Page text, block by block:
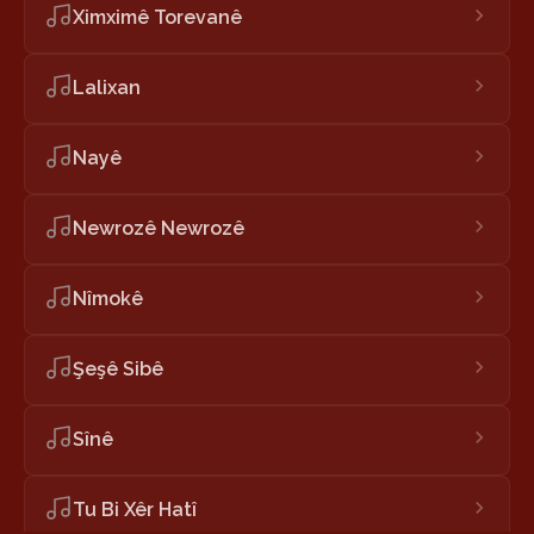
Ximximê Torevanê
Lalixan
Nayê
Newrozê Newrozê
Nîmokê
Şeşê Sibê
Sînê
Tu Bi Xêr Hatî